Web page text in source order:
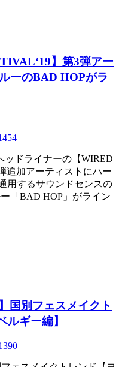
】第3弾アー
ーのBAD HOPがラ
ドライナーの【WIRED
追加アーティストにハー
用するサウンドセンスの
「BAD HOP」がライン
国別フェスメイクト
ルギー編】